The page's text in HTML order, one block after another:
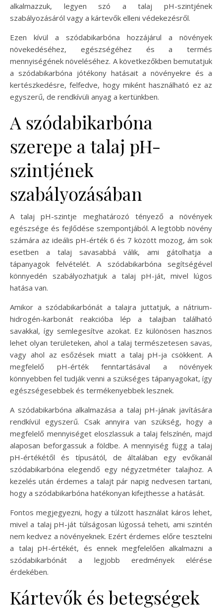
alkalmazzuk, legyen szó a talaj pH-szintjének
szabályozásáról vagy a kártevők elleni védekezésről.
Ezen kívül a szódabikarbóna hozzájárul a növények
növekedéséhez, egészségéhez és a termés
mennyiségének növeléséhez. A következőkben bemutatjuk
a szódabikarbóna jótékony hatásait a növényekre és a
kertészkedésre, felfedve, hogy miként használható ez az
egyszerű, de rendkívüli anyag a kertünkben.
A szódabikarbóna
szerepe a talaj pH-
szintjének
szabályozásában
A talaj pH-szintje meghatározó tényező a növények
egészsége és fejlődése szempontjából. A legtöbb növény
számára az ideális pH-érték 6 és 7 között mozog, ám sok
esetben a talaj savasabbá válik, ami gátolhatja a
tápanyagok felvételét. A szódabikarbóna segítségével
könnyedén szabályozhatjuk a talaj pH-ját, mivel lúgos
hatása van.
Amikor a szódabikarbónát a talajra juttatjuk, a nátrium-
hidrogén-karbonát reakcióba lép a talajban található
savakkal, így semlegesítve azokat. Ez különösen hasznos
lehet olyan területeken, ahol a talaj természetesen savas,
vagy ahol az esőzések miatt a talaj pH-ja csökkent. A
megfelelő pH-érték fenntartásával a növények
könnyebben fel tudják venni a szükséges tápanyagokat, így
egészségesebbek és termékenyebbek lesznek.
A szódabikarbóna alkalmazása a talaj pH-jának javítására
rendkívül egyszerű. Csak annyira van szükség, hogy a
megfelelő mennyiséget eloszlassuk a talaj felszínén, majd
alaposan beforgassuk a földbe. A mennyiség függ a talaj
pH-értékétől és típusától, de általában egy evőkanál
szódabikarbóna elegendő egy négyzetméter talajhoz. A
kezelés után érdemes a talajt pár napig nedvesen tartani,
hogy a szódabikarbóna hatékonyan kifejthesse a hatását.
Fontos megjegyezni, hogy a túlzott használat káros lehet,
mivel a talaj pH-ját túlságosan lúgossá teheti, ami szintén
nem kedvez a növényeknek. Ezért érdemes előre tesztelni
a talaj pH-értékét, és ennek megfelelően alkalmazni a
szódabikarbónát a legjobb eredmények elérése
érdekében.
Kártevők és betegségek